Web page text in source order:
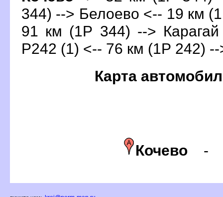
344) --> Белоево <-- 19 км
91 км (1Р 344) -->
Р242 (1) <-- 76 км (1Р 242)
Карта
Кочево